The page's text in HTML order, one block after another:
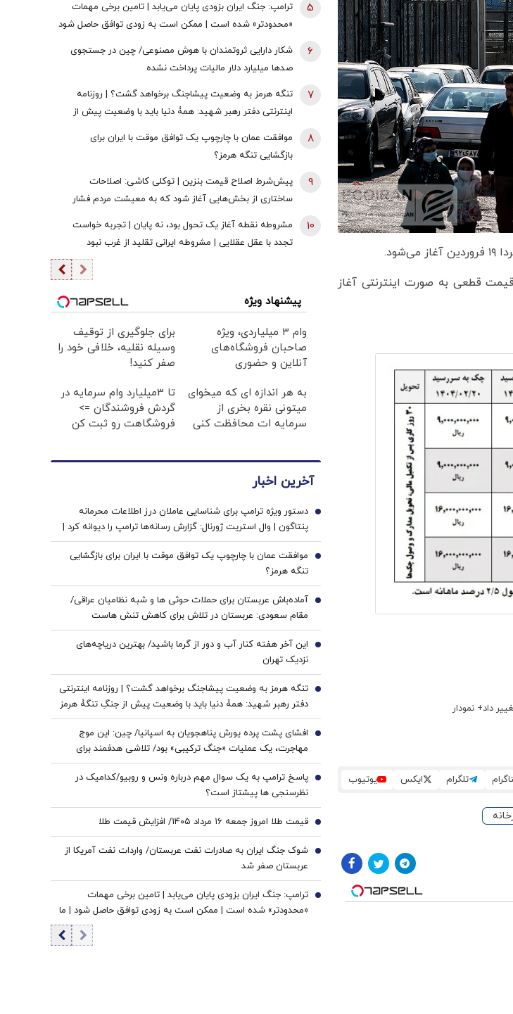
قطعی به صورت اینترنتی آغاز
تلگرام ایکس یوتیوب
ترامپ: جنگ ایران بزودی پایان می‌یابد | تامین برخی مهمات
«محدودتر» شده است | ممکن است به زودی توافق حاصل شود
5
شکار دارایی ثروتمندان با هوش مصنوعی/ چین در جستجوی
صدها میلیارد دلار مالیات پرداخت نشده
6
تنگه هرمز به وضعیت پیشاجنگ برخواهد گشت؟ | روزنامه
اینترنتی دفتر رهبر شهید: همۀ دنیا باید با وضعیت پیش از
7
موافقت عمان با چارچوپ یک توافق موقت با ایران برای
بازگشایی تنگه هرمز؟
8
پیش‌شرط اصلاح قیمت بنزین | توکلی کاشی: اصلاحات
ساختاری از بخش‌هایی آغاز شود که به معیشت مردم فشار
9
مشروطه نقطه آغاز یک تحول بود، نه پایان | تجربه خواست
تجدد با عقل عقلایی | مشروطه ایرانی تقلید از غرب نبود
10
پیشنهاد ویژه
وام ۳ میلیاردی، ویژه
صاحبان فروشگاه‌های
آنلاین و حضوری
برای جلوگیری از توقیف
وسیله نقلیه، خلافی خود را
صفر کنید!
به هر اندازه ای که میخوای
میتونی نقره بخری از
سرمایه ات محافظت کنی
تا 3میلیارد وام سرمایه در
گردش فروشندگان =>
فروشگاهت رو ثبت کن
آخرین اخبار
دستور ویژه ترامپ برای شناسایی عاملان درز اطلاعات محرمانه
پنتاگون | وال استریت ژورنال: گزارش رسانه‌ها ترامپ را دیوانه کرد |
ایران جسورتر می شود اگر...
1
موافقت عمان با چارچوپ یک توافق موقت با ایران برای بازگشایی
تنگه هرمز؟
2
آماده‌باش عربستان برای حملات حوثی ها و شبه نظامیان عراقی/
مقام سعودی: عربستان در تلاش برای کاهش تنش هاست
3
این آخر هفته کنار آب و دور از گرما باشید/ بهترین دریاچه‌های
نزدیک تهران
4
تنگه هرمز به وضعیت پیشاجنگ برخواهد گشت؟ | روزنامه اینترنتی
دفتر رهبر شهید: همۀ دنیا باید با وضعیت پیش از جنگِ تنگۀ هرمز
خداحافظی کنند
5
افشای پشت پرده یورش پناهجویان به اسپانیا/ چین: این موج
مهاجرت، یک عملیات «جنگ ترکیبی» بود/ تلاشی هدفمند برای
اعمال فشار بر دولت «پدرو سانچز»
6
پاسخ ترامپ به یک سوال مهم درباره ونس و روبیو/کدامیک در
نظرسنجی ها پیشتاز است؟
7
قیمت طلا امروز جمعه ۱۶ مرداد ۱۴۰۵/ افزایش قیمت طلا 8
شوک جنگ ایران به صادرات نفت عربستان/ واردات نفت آمریکا از
عربستان صفر شد
9
ترامپ: جنگ ایران بزودی پایان می‌یابد | تامین برخی مهمات
«محدودتر» شده است | ممکن است به زودی توافق حاصل شود | ما
10